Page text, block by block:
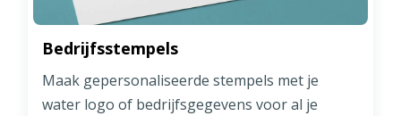
Bedrijfsstempels
Maak gepersonaliseerde stempels met je
water logo of bedrijfsgegevens voor al je